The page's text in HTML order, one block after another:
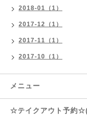
2018-01（1）
2017-12（1）
2017-11（1）
2017-10（1）
メニュー
☆テイクアウト予約